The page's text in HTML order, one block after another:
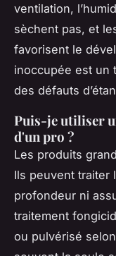
ventilation,
sèchent pas, et
favorisent le
inoccupée est un
des défauts
Puis-je utiliser
d'un pro ?
Les produits
Ils peuvent traiter
profondeur ni
traitement
ou pulvérisé